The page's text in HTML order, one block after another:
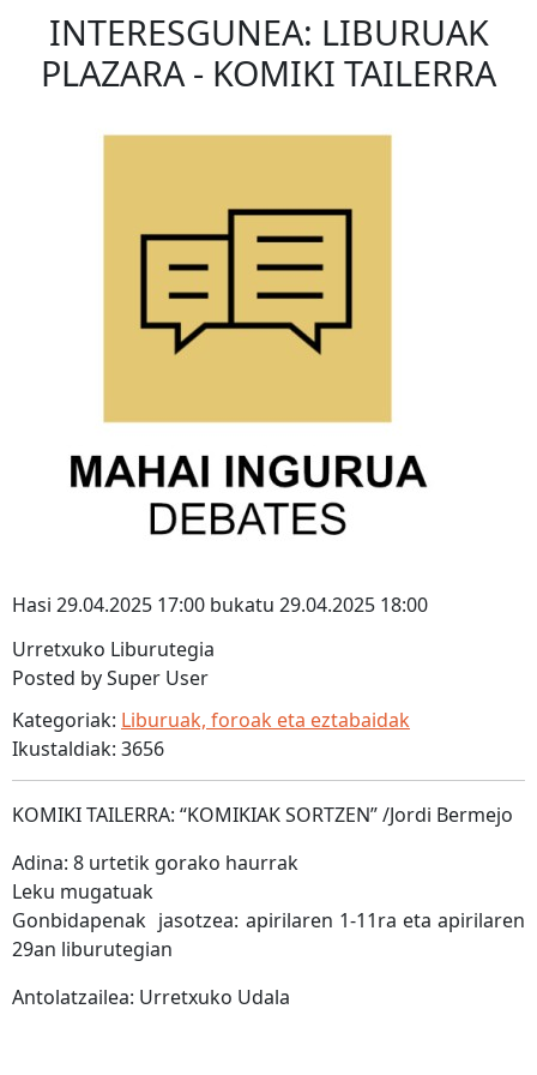
INTERESGUNEA: LIBURUAK
PLAZARA - KOMIKI TAILERRA
Hasi 29.04.2025 17:00 bukatu 29.04.2025 18:00
Urretxuko Liburutegia
Posted by Super User
Kategoriak: Liburuak, foroak eta eztabaidak
Ikustaldiak: 3656
KOMIKI TAILERRA: “KOMIKIAK SORTZEN” /Jordi Bermejo
Adina: 8 urtetik gorako haurrak
Leku mugatuak
Gonbidapenak jasotzea: apirilaren 1-11ra eta apirilaren
29an liburutegian
Antolatzailea: Urretxuko Udala